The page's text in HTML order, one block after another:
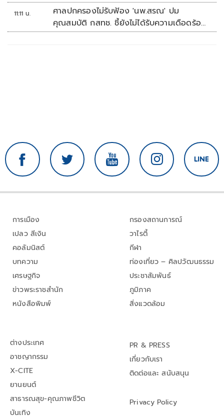
11:11 น.
ศาลปกครองไม่รับฟ้อง 'นพ.สรณ' ปม
คุณสมบัติ กสทช. ชี้ยังไม่ได้รับความเดือดร้อน
เสียหาย
การเมือง
เปลว สีเงิน
คอลัมนิสต์
บทความ
เศรษฐกิจ
ข่าวพระราชสำนัก
หนังสือพิมพ์
กรองสถานการณ์
วาไรตี้
กีฬา
ท่องเที่ยว – ศิลปวัฒนธรรม
ประชาสัมพันธ์
ภูมิภาค
สิ่งแวดล้อม
ต่างประเทศ
อาชญากรรม
X-CITE
ยานยนต์
สาธารณสุข-คุณภาพชีวิต
บันเทิง
PR & PRESS
เกี่ยวกับเรา
ติดต่อและ สนับสนุน
Privacy Policy